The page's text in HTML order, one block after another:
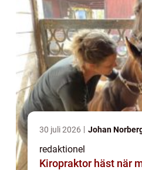
30 juli 2026 Johan
redaktionel
Kiropraktor häst när manuell